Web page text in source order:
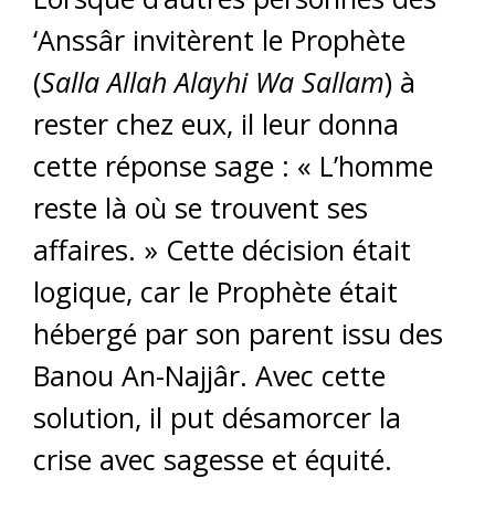
‘Anssâr invitèrent le Prophète
(Salla Allah Alayhi Wa Sallam) à
rester chez eux, il leur donna
cette réponse sage : « L’homme
reste là où se trouvent ses
affaires. » Cette décision était
logique, car le Prophète était
hébergé par son parent issu des
Banou An-Najjâr. Avec cette
solution, il put désamorcer la
crise avec sagesse et équité.